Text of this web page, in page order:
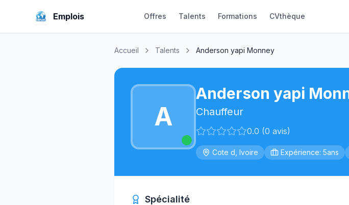
Emplois Offres Talents Formations CVthèque
Accueil Talents Anderson yapi Monney
A
Anderson yapi
Chauffeur
0.0 (0 avis)
Cote d, Ivoire Expérience: 5ans
Spécialité